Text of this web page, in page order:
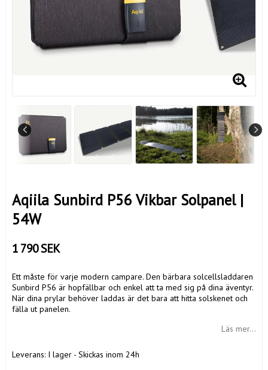
Aqiila Sunbird P56 Vikbar Solpanel |
54W
1 790 SEK
Ett måste för varje modern campare. Den bärbara solcellsladdaren
Sunbird P56 är hopfällbar och enkel att ta med sig på dina äventyr.
När dina prylar behöver laddas är det bara att hitta solskenet och
fälla ut panelen.
Läs mer...
Leverans: I lager - Skickas inom 24h